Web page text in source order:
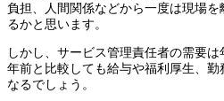
負担、人間関係などから一度は現場
るかと思います。
しかし、サービス管理責任者の需要
年前と比較しても給与や福利厚生、
なるでしょう。